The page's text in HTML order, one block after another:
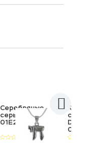
Серебряные
серьги
01E246GR